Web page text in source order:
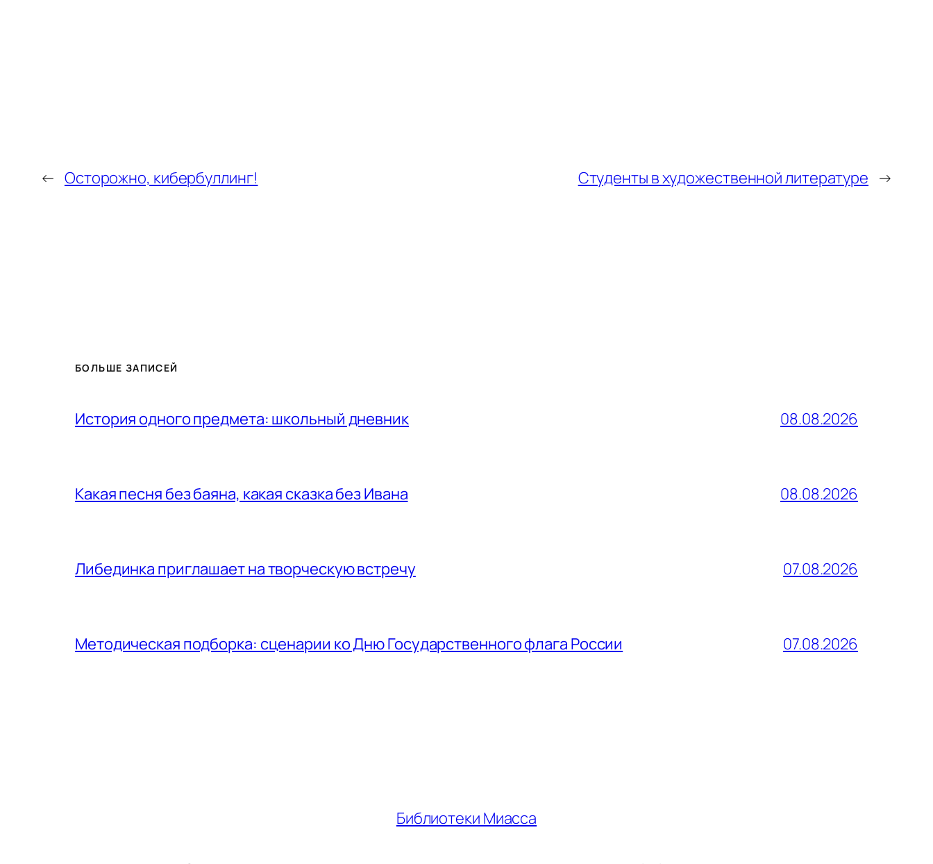
← Осторожно, кибербуллинг! Студенты в художественной литературе →
БОЛЬШЕ ЗАПИСЕЙ
История одного предмета: школьный дневник 08.08.2026
Какая песня без баяна, какая сказка без Ивана 08.08.2026
Либединка приглашает на творческую встречу 07.08.2026
Методическая подборка: сценарии ко Дню Государственного флага России 07.08.2026
Библиотеки Миасса